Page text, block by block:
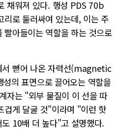
채워져 있다. 행성 PDS 70b
리로 둘러싸여 있는데, 이는 주
빨아들이는 역할을 하는 것으로
서 뻗어 나온 자력선(magnetic
의 표면으로 끌어오는 역할을
자는 "외부 물질이 이 선을 따
겁게 달굴 것"이라며 "이런 핫
10배 더 높다"고 설명했다.